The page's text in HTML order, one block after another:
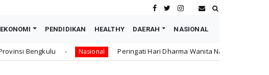
EKONOMI PENDIDIKAN HEALTHY DAERAH NASIONAL
Nasional Peringati Hari Dharma Wanita Nasional 2026, Senator Leni John